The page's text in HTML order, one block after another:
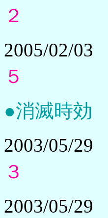
２
2005/02/03
５
●消滅時効
2003/05/29
３
2003/05/29